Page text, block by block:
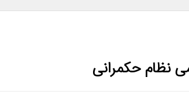
نظام حکمرانی